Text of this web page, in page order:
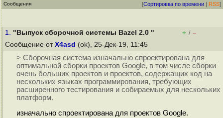
Сообщения [Сортировка по времени | RSS]
1. "Выпуск сборочной системы Bazel 2.0 " + / –
Сообщение от X4asd (ok), 25-Дек-19, 11:45
> Сборочная система изначально спроектирована для
оптимальной сборки проектов Google, в том числе сборки
очень больших проектов и проектов, содержащих код на
нескольких языках программирования, требующих
расширенного тестирования и собираемых для нескольких
платформ.
изначально спроектирована для проектов Google.